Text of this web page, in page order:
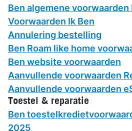
Ben algemene
Voorwaarden Ik Ben
Annulering bestelling
Ben Roam like home
Ben website voorwaarden
Aanvullende voorwaarden
Aanvullende voorwaarden
Toestel & reparatie
Ben
2025